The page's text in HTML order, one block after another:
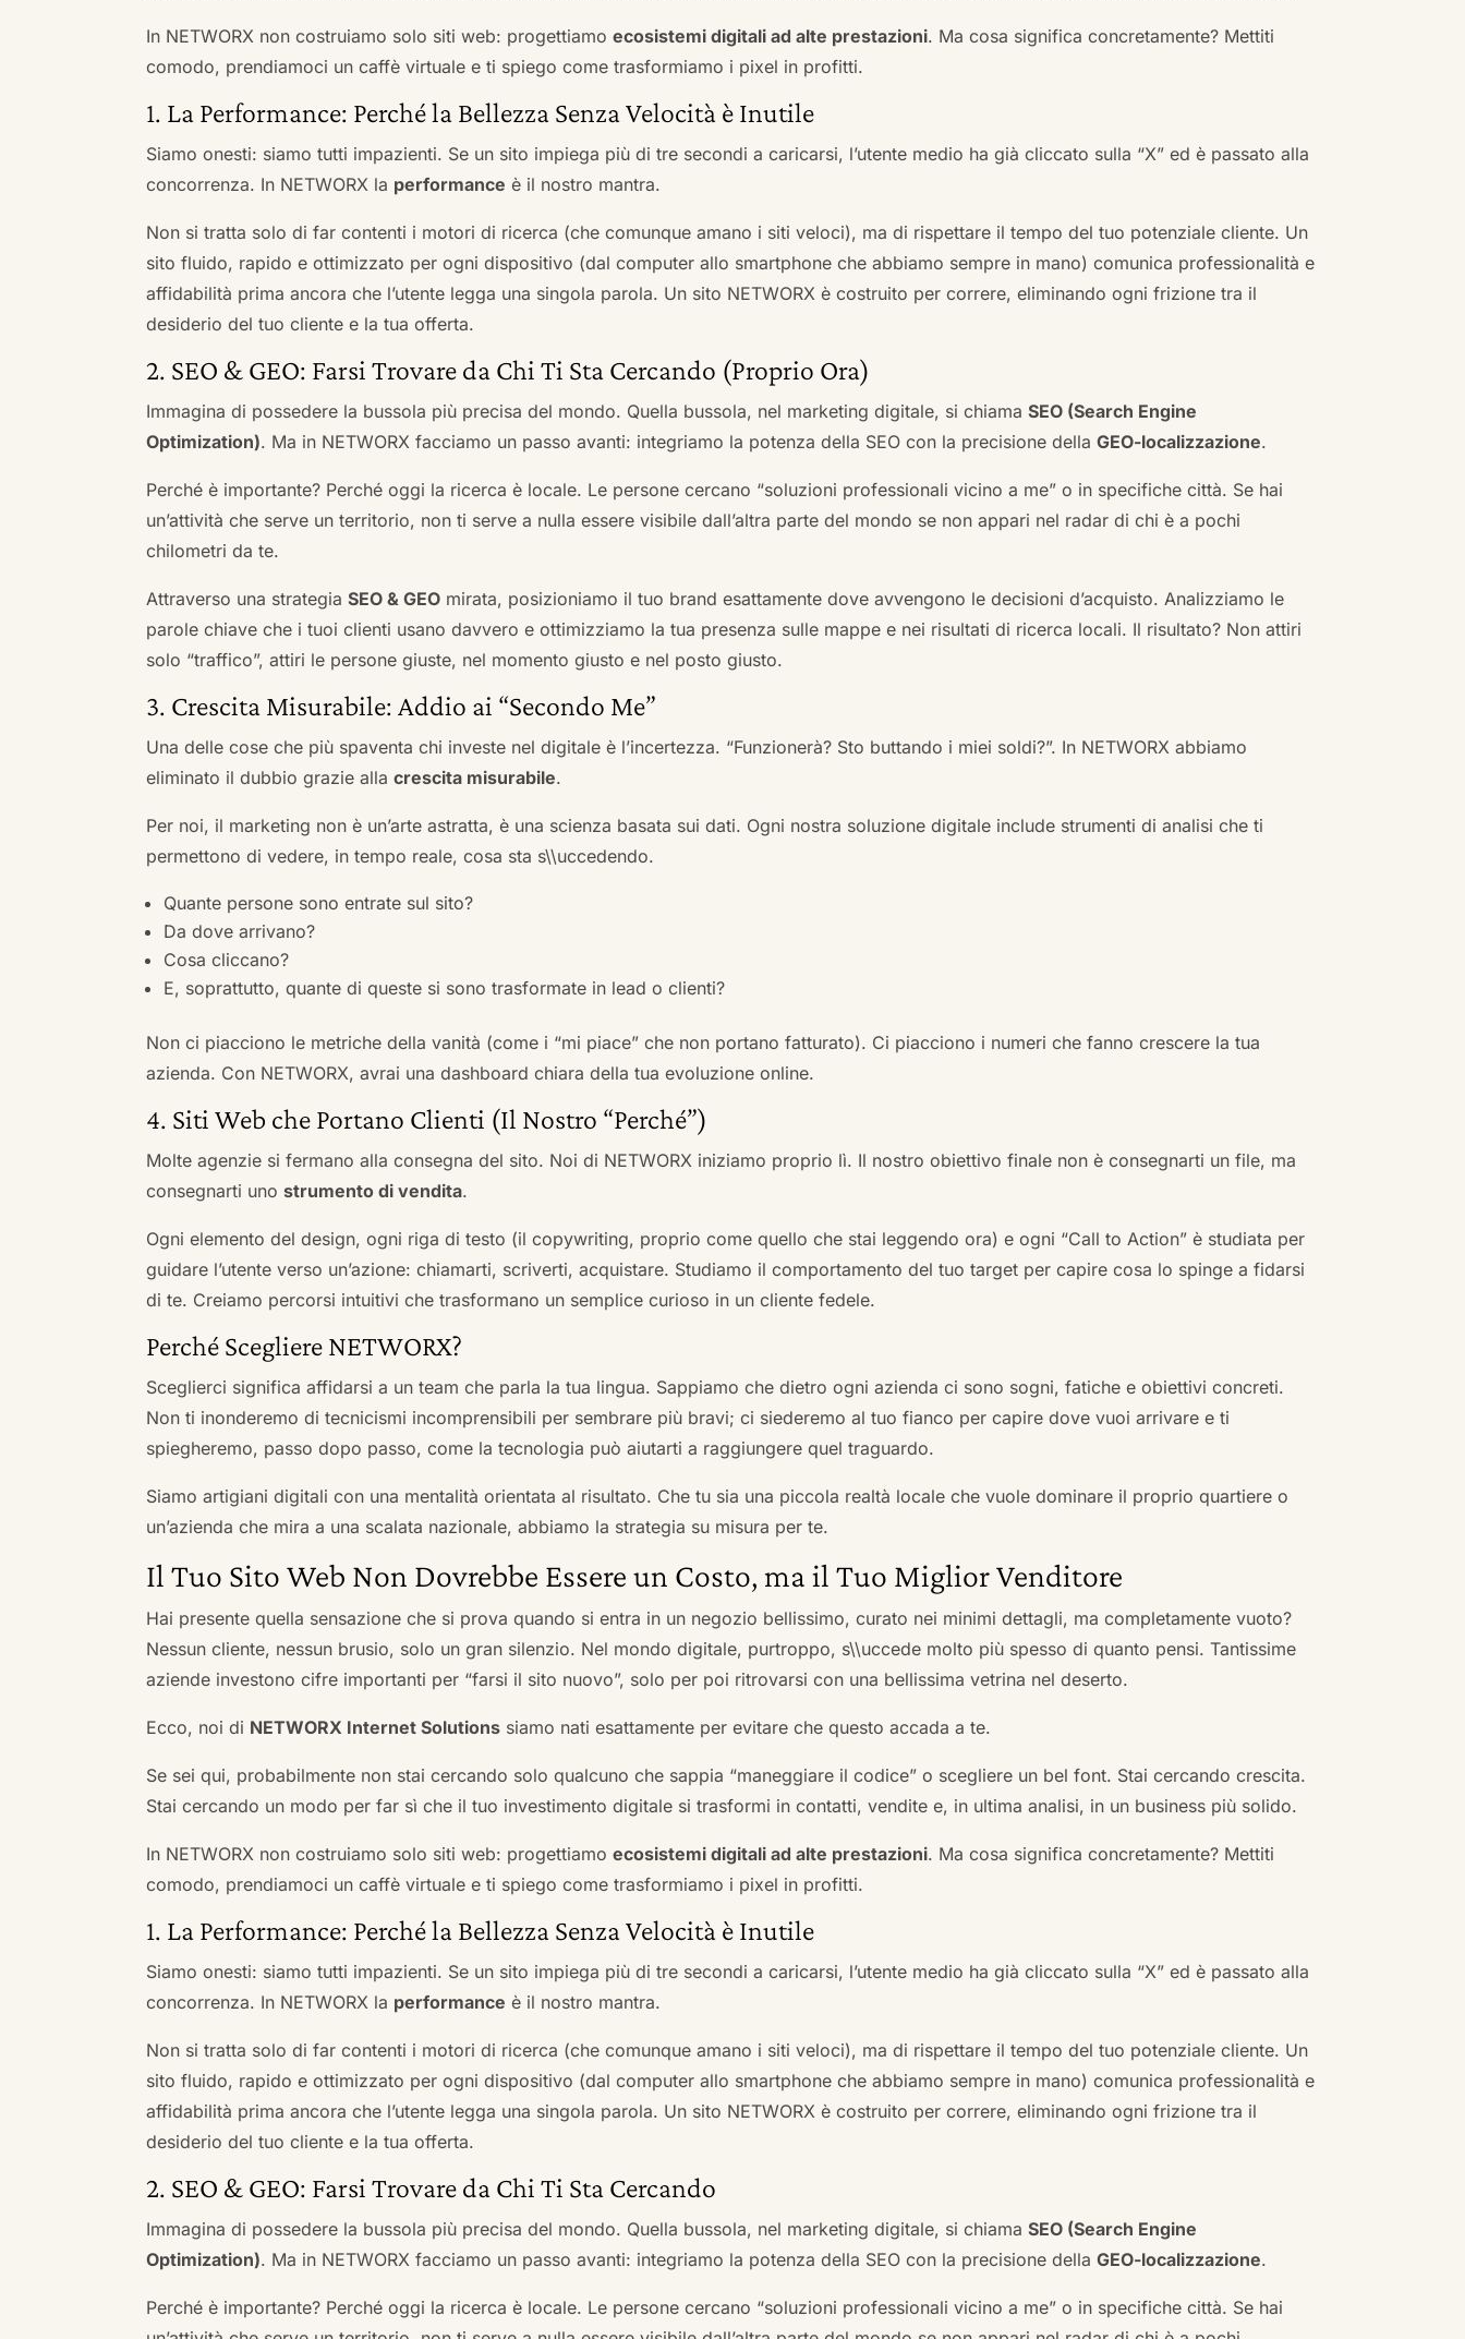
In NETWORX non costruiamo solo siti web: progettiamoecosistemi digitali ad alte prestazioni. Ma cosa significa concretamente? Mettiti
comodo, prendiamoci un caffè virtuale e ti spiego come trasformiamo i pixel in profitti.
1. La Performance: Perché la Bellezza Senza Velocità è Inutile
Siamo onesti: siamo tutti impazienti. Se un sito impiega più di tre secondi a caricarsi, l’utente medio ha già cliccato sulla “X” ed è passato alla
concorrenza. In NETWORX la performance è il nostro mantra.
Non si tratta solo di far contenti i motori di ricerca (che comunque amano i siti veloci), ma di rispettare il tempo del tuo potenziale cliente. Un
sito fluido, rapido e ottimizzato per ogni dispositivo (dal computer allo smartphone che abbiamo sempre in mano) comunica professionalità e
affidabilità prima ancora che l’utente legga una singola parola. Un sito NETWORX è costruito per correre, eliminando ogni frizione tra il
desiderio del tuo cliente e la tua offerta.
2. SEO & GEO: Farsi Trovare da Chi Ti Sta Cercando (Proprio Ora)
Immagina di possedere la bussola più precisa del mondo. Quella bussola, nel marketing digitale, si chiamaSEO (Search Engine
Optimization). Ma in NETWORX facciamo un passo avanti: integriamo la potenza della SEO con la precisione dellaGEO-localizzazione.
Perché è importante? Perché oggi la ricerca è locale. Le persone cercano “soluzioni professionali vicino a me” o in specifiche città. Se hai
un’attività che serve un territorio, non ti serve a nulla essere visibile dall’altra parte del mondo se non appari nel radar di chi è a pochi
chilometri da te.
Attraverso una strategiaSEO & GEO mirata, posizioniamo il tuo brand esattamente dove avvengono le decisioni d’acquisto. Analizziamo le
parole chiave che i tuoi clienti usano davvero e ottimizziamo la tua presenza sulle mappe e nei risultati di ricerca locali. Il risultato? Non attiri
solo “traffico”, attiri le persone giuste, nel momento giusto e nel posto giusto.
3. Crescita Misurabile: Addio ai “Secondo Me”
Una delle cose che più spaventa chi investe nel digitale è l’incertezza. “Funzionerà? Sto buttando i miei soldi?”. In NETWORX abbiamo
eliminato il dubbio grazie allacrescita misurabile.
Per noi, il marketing non è un’arte astratta, è una scienza basata sui dati. Ogni nostra soluzione digitale include strumenti di analisi che ti
permettono di vedere, in tempo reale, cosa sta s\\uccedendo.
Quante persone sono entrate sul sito?
Da dove arrivano?
Cosa cliccano?
E, soprattutto, quante di queste si sono trasformate in lead o clienti?
Non ci piacciono le metriche della vanità (come i “mi piace” che non portano fatturato). Ci piacciono i numeri che fanno crescere la tua
azienda. Con NETWORX, avrai una dashboard chiara della tua evoluzione online.
4. Siti Web che Portano Clienti (Il Nostro “Perché”)
Molte agenzie si fermano alla consegna del sito. Noi di NETWORX iniziamo proprio lì. Il nostro obiettivo finale non è consegnarti un file, ma
consegnarti unostrumento di vendita.
Ogni elemento del design, ogni riga di testo (il copywriting, proprio come quello che stai leggendo ora) e ogni “Call to Action” è studiata per
guidare l’utente verso un’azione: chiamarti, scriverti, acquistare. Studiamo il comportamento del tuo target per capire cosa lo spinge a fidarsi
di te. Creiamo percorsi intuitivi che trasformano un semplice curioso in un cliente fedele.
Perché Scegliere NETWORX?
Sceglierci significa affidarsi a un team che parla la tua lingua. Sappiamo che dietro ogni azienda ci sono sogni, fatiche e obiettivi concreti.
Non ti inonderemo di tecnicismi incomprensibili per sembrare più bravi; ci siederemo al tuo fianco per capire dove vuoi arrivare e ti
spiegheremo, passo dopo passo, come la tecnologia può aiutarti a raggiungere quel traguardo.
Siamo artigiani digitali con una mentalità orientata al risultato. Che tu sia una piccola realtà locale che vuole dominare il proprio quartiere o
un’azienda che mira a una scalata nazionale, abbiamo la strategia su misura per te.
Il Tuo Sito Web Non Dovrebbe Essere un Costo, ma il Tuo Miglior Venditore
Hai presente quella sensazione che si prova quando si entra in un negozio bellissimo, curato nei minimi dettagli, ma completamente vuoto?
Nessun cliente, nessun brusio, solo un gran silenzio. Nel mondo digitale, purtroppo, s\\uccede molto più spesso di quanto pensi. Tantissime
aziende investono cifre importanti per “farsi il sito nuovo”, solo per poi ritrovarsi con una bellissima vetrina nel deserto.
Ecco, noi di NETWORX Internet Solutions siamo nati esattamente per evitare che questo accada a te.
Se sei qui, probabilmente non stai cercando solo qualcuno che sappia “maneggiare il codice” o scegliere un bel font. Stai cercando crescita.
Stai cercando un modo per far sì che il tuo investimento digitale si trasformi in contatti, vendite e, in ultima analisi, in un business più solido.
In NETWORX non costruiamo solo siti web: progettiamoecosistemi digitali ad alte prestazioni. Ma cosa significa concretamente? Mettiti
comodo, prendiamoci un caffè virtuale e ti spiego come trasformiamo i pixel in profitti.
1. La Performance: Perché la Bellezza Senza Velocità è Inutile
Siamo onesti: siamo tutti impazienti. Se un sito impiega più di tre secondi a caricarsi, l’utente medio ha già cliccato sulla “X” ed è passato alla
concorrenza. In NETWORX la performance è il nostro mantra.
Non si tratta solo di far contenti i motori di ricerca (che comunque amano i siti veloci), ma di rispettare il tempo del tuo potenziale cliente. Un
sito fluido, rapido e ottimizzato per ogni dispositivo (dal computer allo smartphone che abbiamo sempre in mano) comunica professionalità e
affidabilità prima ancora che l’utente legga una singola parola. Un sito NETWORX è costruito per correre, eliminando ogni frizione tra il
desiderio del tuo cliente e la tua offerta.
2. SEO & GEO: Farsi Trovare da Chi Ti Sta Cercando
Immagina di possedere la bussola più precisa del mondo. Quella bussola, nel marketing digitale, si chiamaSEO (Search Engine
Optimization). Ma in NETWORX facciamo un passo avanti: integriamo la potenza della SEO con la precisione dellaGEO-localizzazione.
Perché è importante? Perché oggi la ricerca è locale. Le persone cercano “soluzioni professionali vicino a me” o in specifiche città. Se hai